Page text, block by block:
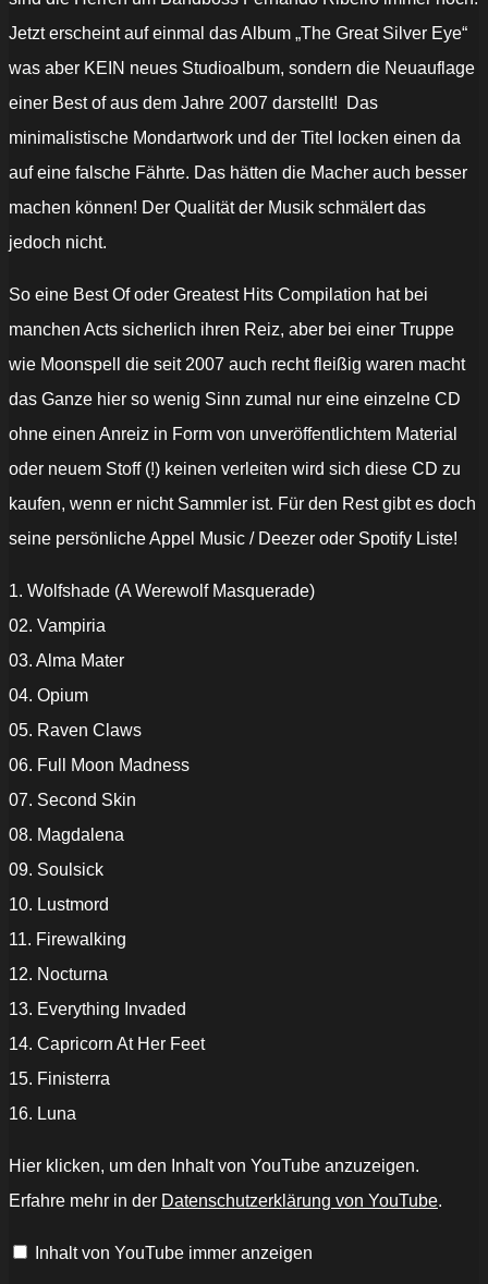
Jetzt erscheint auf einmal das Album „The Great Silver Eye“
was aber KEIN neues Studioalbum, sondern die Neuauflage
einer Best of aus dem Jahre 2007 darstellt! Das
minimalistische Mondartwork und der Titel locken einen da
auf eine falsche Fährte. Das hätten die Macher auch besser
machen können! Der Qualität der Musik schmälert das
jedoch nicht.
So eine Best Of oder Greatest Hits Compilation hat bei
manchen Acts sicherlich ihren Reiz, aber bei einer Truppe
wie Moonspell die seit 2007 auch recht fleißig waren macht
das Ganze hier so wenig Sinn zumal nur eine einzelne CD
ohne einen Anreiz in Form von unveröffentlichtem Material
oder neuem Stoff (!) keinen verleiten wird sich diese CD zu
kaufen, wenn er nicht Sammler ist. Für den Rest gibt es doch
seine persönliche Appel Music / Deezer oder Spotify Liste!
1. Wolfshade (A Werewolf Masquerade)
02. Vampiria
03. Alma Mater
04. Opium
05. Raven Claws
06. Full Moon Madness
07. Second Skin
08. Magdalena
09. Soulsick
10. Lustmord
11. Firewalking
12. Nocturna
13. Everything Invaded
14. Capricorn At Her Feet
15. Finisterra
16. Luna
„Firewalking“
von
anzeigen
Hier klicken, um den Inhalt von YouTube anzuzeigen.
Erfahre mehr in der Datenschutzerklärung von YouTube.
Inhalt von YouTube immer anzeigen